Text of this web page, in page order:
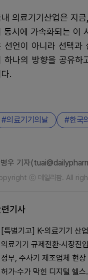
의료기기산업은 지
동시에 가속화되는 이
선언이 아니라 선택과
하나의 방향을 공유하
.
의료기기의날 한국
우 기자
ⓒ 데일리팜. All
련기사
[특별기고] K-의료기기 산
의료기기 규제전환·시장진
정부, 주사기 제조업체 현
허가·수가 막힌 디지털 헬